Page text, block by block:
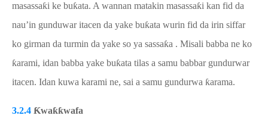
masassaƙi ke buƙata. A wannan matakin masassaƙi kan fid da
nau’in gunduwar itacen da yake buƙata wurin fid da irin siffar
ko girman da turmin da yake so ya sassaƙa . Misali babba ne ko
ƙarami, idan babba yake buƙata tilas a samu babbar gundurwar
itacen. Idan kuwa karami ne, sai a samu gundurwa ƙarama.
3.2.4 Ƙwaƙƙwafa